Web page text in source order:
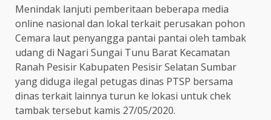
Menindak lanjuti pemberitaan beberapa media
online nasional dan lokal terkait perusakan pohon
Cemara laut penyangga pantai pantai oleh tambak
udang di Nagari Sungai Tunu Barat Kecamatan
Ranah Pesisir Kabupaten Pesisir Selatan Sumbar
yang diduga ilegal petugas dinas PTSP bersama
dinas terkait lainnya turun ke lokasi untuk chek
tambak tersebut kamis 27/05/2020.